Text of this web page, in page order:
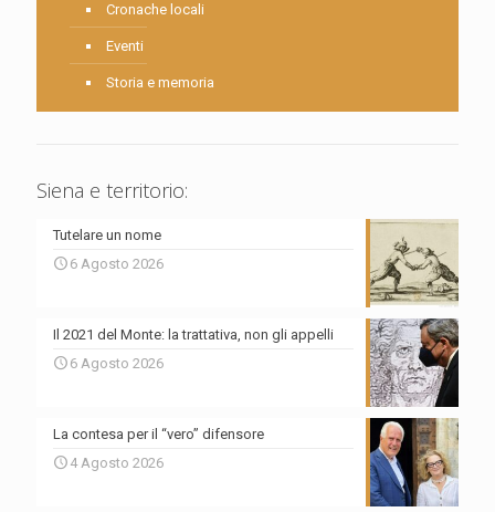
Cronache locali
Eventi
Storia e memoria
Siena e territorio:
Tutelare un nome
6 Agosto 2026
Il 2021 del Monte: la trattativa, non gli appelli
6 Agosto 2026
La contesa per il “vero” difensore
4 Agosto 2026